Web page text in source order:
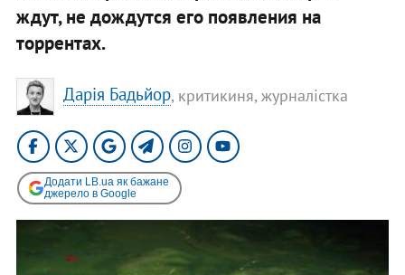
ждут, не дождутся его появления на
торрентах.
Дарія Бадьйор, критикиня, журналістка
Додати LB.ua як бажане
джерело в Google